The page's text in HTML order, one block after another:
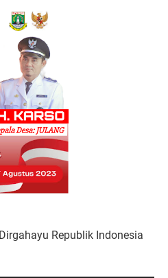
Republik Indonesia